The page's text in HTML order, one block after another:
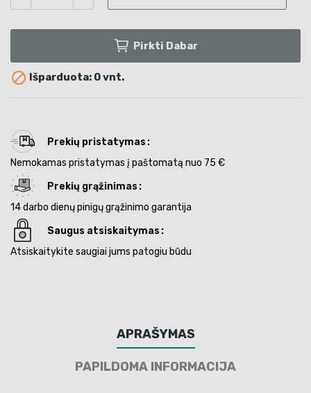
Pirkti Dabar
 Išparduota: 0 vnt.
Prekių pristatymas
Nemokamas pristatymas į paštomatą nuo 75 €
Prekių grąžinimas
14 darbo dienų pinigų grąžinimo garantija
Saugus atsiskaitymas
Atsiskaitykite saugiai jums patogiu būdu
APRAŠYMAS
PAPILDOMA INFORMACIJA